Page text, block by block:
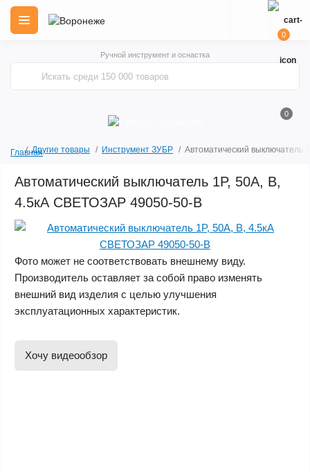
Ручной инструмент и оснастка
0
0
ГлавнаяДругие товары Инструмент ЗУБР Автоматический выключатель
Автоматический выключатель 1P, 50А, B,
4.5кА СВЕТОЗАР 49050-50-B
Фото может не соответствовать внешнему виду.
Производитель оставляет за собой право изменять
внешний вид изделия с целью улучшения
эксплуатационных характеристик.
Хочу видеообзор